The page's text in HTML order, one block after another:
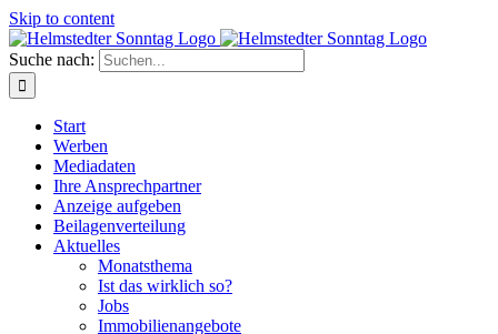
Skip to content
Suche nach:
Start
Werben
Mediadaten
Ihre Ansprechpartner
Anzeige aufgeben
Beilagenverteilung
Aktuelles
Monatsthema
Ist das wirklich so?
Jobs
Immobilienangebote